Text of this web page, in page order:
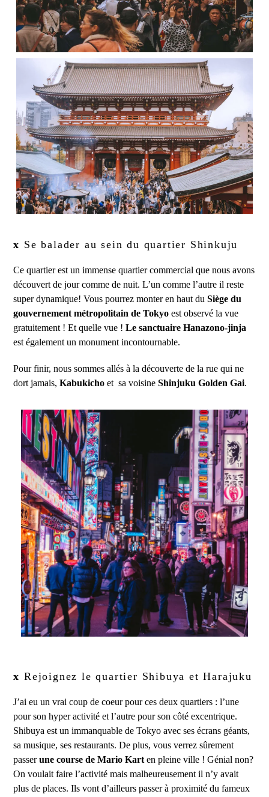
x Se balader au sein du quartier Shinkuju
Ce quartier est un immense quartier commercial que nous avons
découvert de jour comme de nuit. L’un comme l’autre il reste
super dynamique! Vous pourrez monter en haut duSiège du
gouvernement métropolitain de Tokyo est observé la vue
gratuitement ! Et quelle vue !Le sanctuaire Hanazono-jinja
est également un monument incontournable.
Pour finir, nous sommes allés à la découverte de la rue qui ne
dort jamais,Kabukicho et sa voisineShinjuku Golden Gai.
x Rejoignez le quartier Shibuya et Harajuku
J’ai eu un vrai coup de coeur pour ces deux quartiers : l’une
pour son hyper activité et l’autre pour son côté excentrique.
Shibuya est un immanquable de Tokyo avec ses écrans géants,
sa musique, ses restaurants. De plus, vous verrez sûrement
passerune course de Mario Kart en pleine ville ! Génial non?
On voulait faire l’activité mais malheureusement il n’y avait
plus de places. Ils vont d’ailleurs passer à proximité du fameux